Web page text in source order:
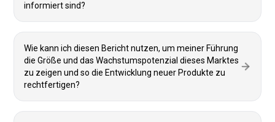
informiert sind?
Wie kann ich diesen Bericht nutzen, um meiner Führung
die Größe und das Wachstumspotenzial dieses Marktes
zu zeigen und so die Entwicklung neuer Produkte zu
rechtfertigen?